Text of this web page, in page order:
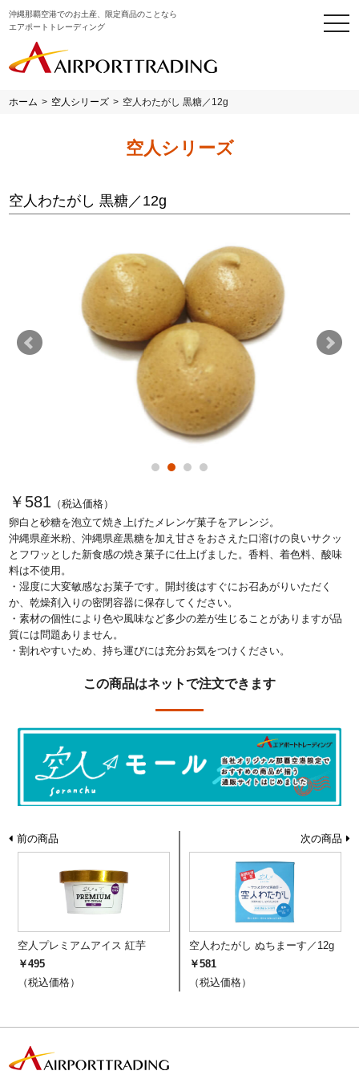
沖縄那覇空港でのお土産、限定商品のことなら
エアポートトレーディング
ホーム > 空人シリーズ > 空人わたがし 黒糖／12g
空人シリーズ
空人わたがし 黒糖／12g
￥581 （税込価格）
卵白と砂糖を泡立て焼き上げたメレンゲ菓子をアレンジ。
沖縄県産米粉、沖縄県産黒糖を加え甘さをおさえた口溶けの良いサクッ
とフワッとした新食感の焼き菓子に仕上げました。香料、着色料、酸味
料は不使用。
・湿度に大変敏感なお菓子です。開封後はすぐにお召あがりいただく
か、乾燥剤入りの密閉容器に保存してください。
・素材の個性により色や風味など多少の差が生じることがありますが品
質には問題ありません。
・割れやすいため、持ち運びには充分お気をつけください。
この商品はネットで注文できます
前の商品
空人プレミアムアイス 紅芋
￥495
（税込価格）
次の商品
空人わたがし ぬちまーす／12g
￥581
（税込価格）